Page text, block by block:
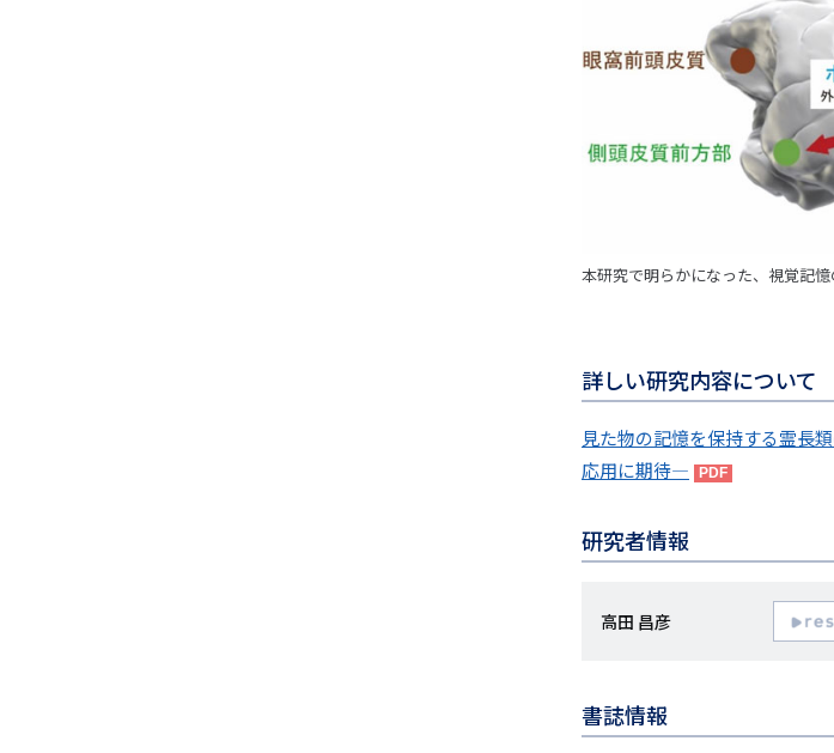
本研究で明らかになった、視覚記
詳しい研究内容について
見た物の記憶を保持する霊長
応用に期待―
研究者情報
研
名
高田 昌彦
書誌情報